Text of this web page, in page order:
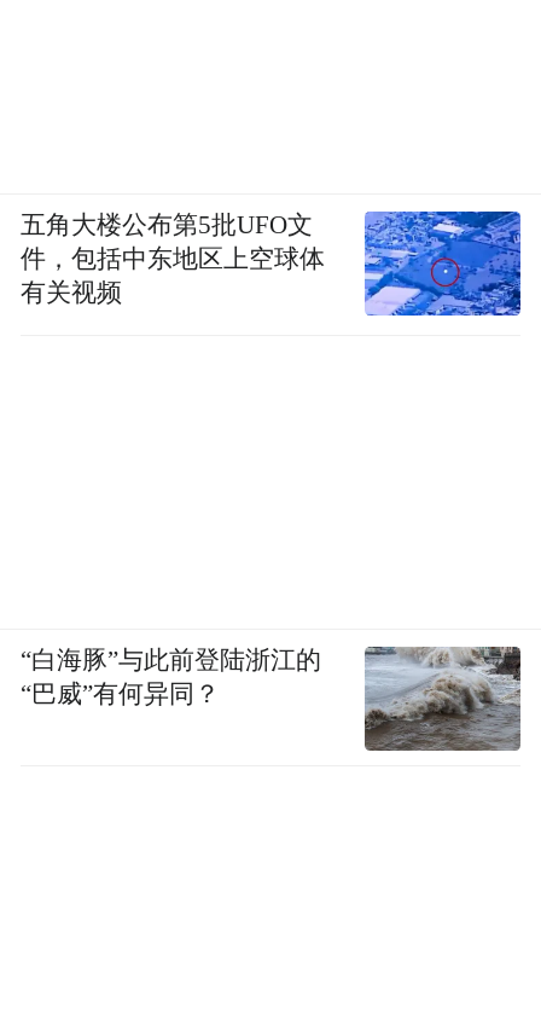
五角大楼公布第5批UFO文
件，包括中东地区上空球体
有关视频
“白海豚”与此前登陆浙江的
“巴威”有何异同？